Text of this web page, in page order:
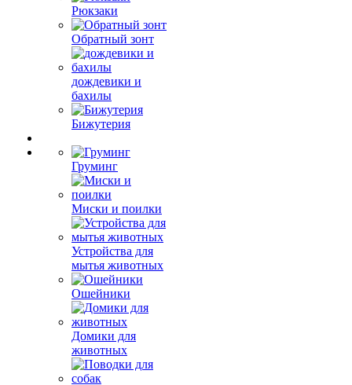
Рюкзаки
Обратный зонт
дождевики и
бахилы
Бижутерия
Груминг
Миски и поилки
Устройства для
мытья животных
Ошейники
Домики для
животных